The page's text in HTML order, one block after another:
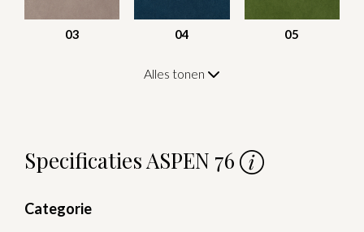
03 04 05
Alles tonen
Specificaties ASPEN 76
Categorie